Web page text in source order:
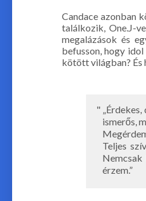
Candace azonban
találkozik, One.J-
megalázások és
befusson, hogy idol
kötött világban? És
ismerős,
Teljes
Nemcsak
érzem.”